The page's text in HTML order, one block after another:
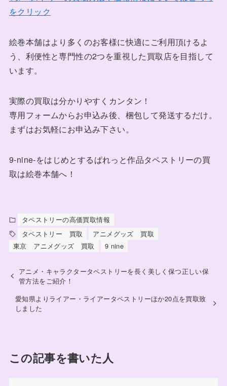
をクリック
絵巻本舗はより多くのお客様に快適にご利用頂けるよ
う、利便性と専門性の2つを重視した買取店を目指して
います。
実際の買取は分かりやすくカンタン！
専用フォームからお申込み後、梱包して発送するだけ。
まずはお気軽にお申込み下さい。
9-nine-をはじめとするぱれっと作品タペストリーの買
取は絵巻本舗へ！
タペストリーの高価買取情報
タペストリー 買取
アニメグッズ 買取
東京 アニメグッズ 買取
9 nine
アニメ・キャラクタータペストリーを長く美しく保つ正しい保
管方法をご紹介！
愛知県よりライアー・ライアータペストリーほか20点を買取致
しました
この記事を書いた人